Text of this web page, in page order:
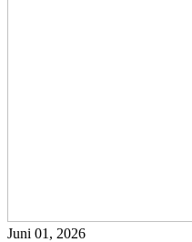
Juni 01, 2026